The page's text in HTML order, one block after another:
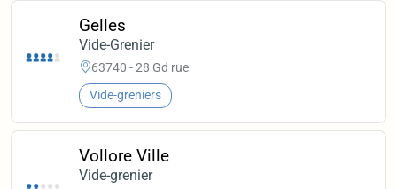
Gelles
Vide-Grenier
63740 - 28 Gd rue
Vide-greniers
Vollore Ville
Vide-grenier